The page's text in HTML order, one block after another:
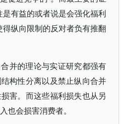
有益的或者说是会强化福利
得纵向限制的反对者负有推翻
并的理论与实证研究都强有
构性分离以及禁止纵向合并
害。而这些福利损失也从另
也会损害消费者。